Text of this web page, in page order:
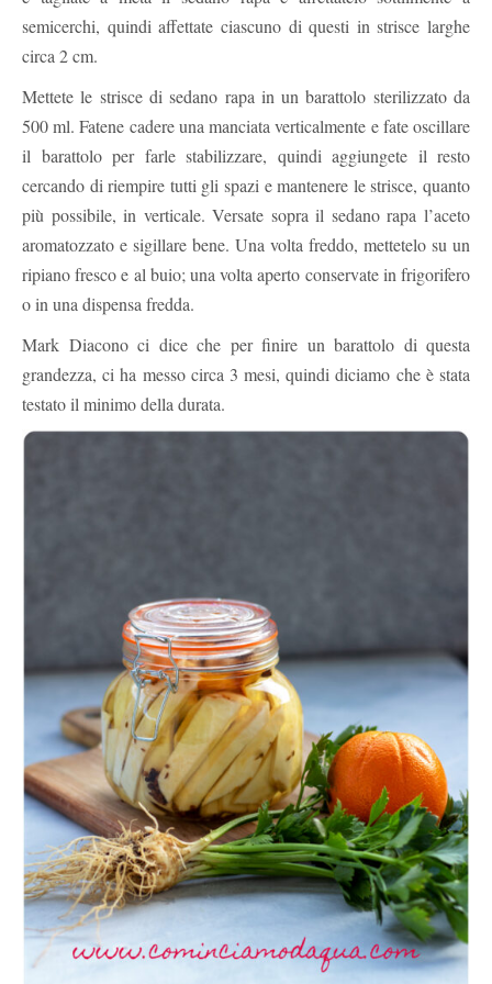
semicerchi, quindi affettate ciascuno di questi in strisce larghe
circa 2 cm.
Mettete le strisce di sedano rapa in un barattolo sterilizzato da
500 ml. Fatene cadere una manciata verticalmente e fate oscillare
il barattolo per farle stabilizzare, quindi aggiungete il resto
cercando di riempire tutti gli spazi e mantenere le strisce, quanto
più possibile, in verticale. Versate sopra il sedano rapa l’aceto
aromatozzato e sigillare bene. Una volta freddo, mettetelo su un
ripiano fresco e al buio; una volta aperto conservate in frigorifero
o in una dispensa fredda.
Mark Diacono ci dice che per finire un barattolo di questa
grandezza, ci ha messo circa 3 mesi, quindi diciamo che è stata
testato il minimo della durata.